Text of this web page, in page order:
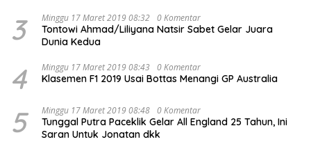
3 Minggu 17 Maret 2019 08:32 0 Komentar
Tontowi Ahmad/Liliyana Natsir Sabet Gelar Juara
Dunia Kedua
4 Minggu 17 Maret 2019 08:43 0 Komentar
Klasemen F1 2019 Usai Bottas Menangi GP Australia
5 Minggu 17 Maret 2019 08:48 0 Komentar
Tunggal Putra Paceklik Gelar All England 25 Tahun, Ini
Saran Untuk Jonatan dkk